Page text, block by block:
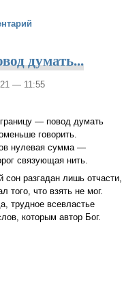
думать...
— 11:55
— повод думать
говорить.
нулевая сумма —
связующая нить.
сон разгадан лишь отчасти,
того, что взять не мог.
трудное всевластье
которым автор Бог.